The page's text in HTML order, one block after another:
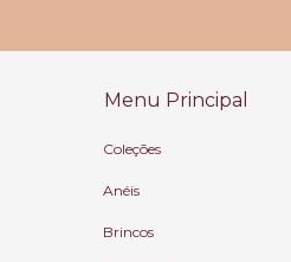
Menu Principal
Coleções
Anéis
Brincos